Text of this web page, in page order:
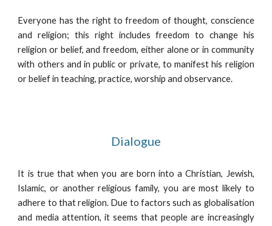
Everyone has the right to freedom of thought, conscience
and religion; this right includes freedom to change his
religion or belief, and freedom, either alone or in community
with others and in public or private, to manifest his religion
or belief in teaching, practice, worship and observance.
Dialogue
It is true that when you are born into a Christian, Jewish,
Islamic, or another religious family, you are most likely to
adhere to that religion. Due to factors such as globalisation
and media attention, it seems that people are increasingly